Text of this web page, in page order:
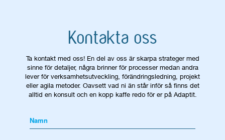
Kontakta oss
Ta kontakt med oss! En del av oss är skarpa strateger med
sinne för detaljer, några brinner för processer medan andra
lever för verksamhetsutveckling, förändringsledning, projekt
eller agila metoder. Oavsett vad ni än står inför så finns det
alltid en konsult och en kopp kaffe redo för er på Adaptit.